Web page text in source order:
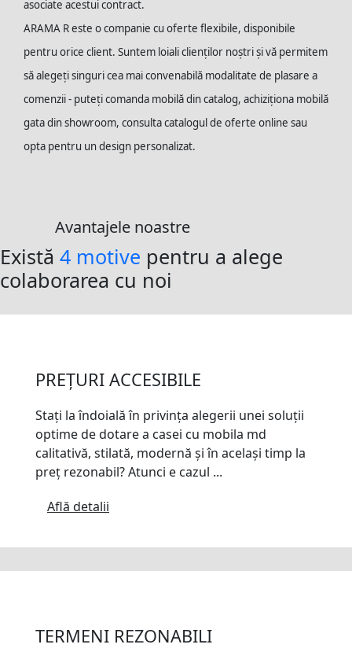
asociate acestui contract.
ARAMA R este o companie cu oferte flexibile, disponibile
pentru orice client. Suntem loiali clienților noștri și vă permitem
să alegeți singuri cea mai convenabilă modalitate de plasare a
comenzii - puteți comanda mobilă din catalog, achiziționa mobilă
gata din showroom, consulta catalogul de oferte online sau
opta pentru un design personalizat.
Avantajele noastre
Există 4 motive pentru a alege
colaborarea cu noi
mobilierului. Calitatea, fiabilitatea și unicitatea produsului
depind de compania care îl produce. Tocmai din acest
considerent, alegerea unui producător sigur posedă o
importanță majoră.
PREȚURI ACCESIBILE
Stați la îndoială în privința alegerii unei soluții
optime de dotare a casei cu mobila md
calitativă, stilată, modernă și în același timp la
preț rezonabil? Atunci e cazul ...
Află detalii
TERMENI REZONABILI